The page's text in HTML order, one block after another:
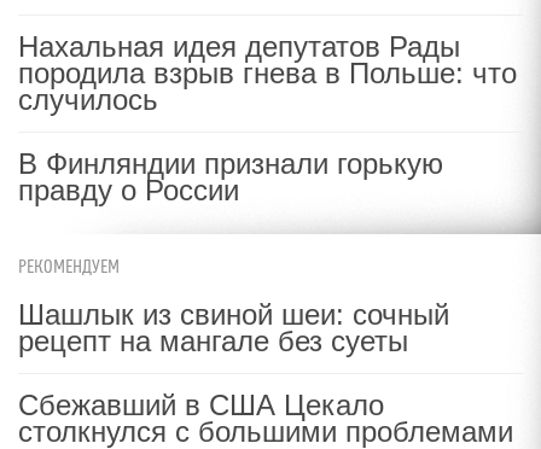
Нахальная идея депутатов Рады
породила взрыв гнева в Польше: что
случилось
В Финляндии признали горькую
правду о России
РЕКОМЕНДУЕМ
Шашлык из свиной шеи: сочный
рецепт на мангале без суеты
Сбежавший в США Цекало
столкнулся с большими проблемами